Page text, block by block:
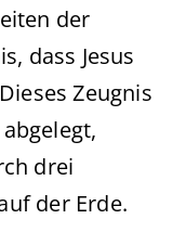
der
dass Jesus
Zeugnis
drei
der Erde.